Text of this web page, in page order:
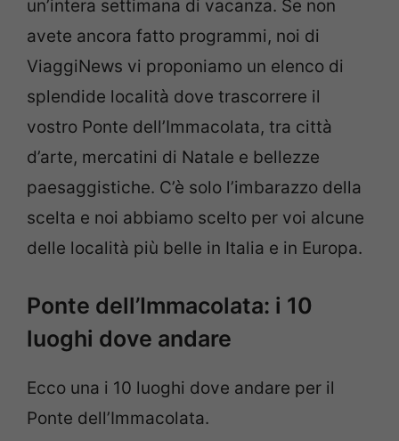
un’intera settimana di vacanza. Se non
avete ancora fatto programmi, noi di
ViaggiNews vi proponiamo un elenco di
splendide località dove trascorrere il
vostro Ponte dell’Immacolata, tra città
d’arte, mercatini di Natale e bellezze
paesaggistiche. C’è solo l’imbarazzo della
scelta e noi abbiamo scelto per voi alcune
delle località più belle in Italia e in Europa.
Ponte dell’Immacolata: i 10
luoghi dove andare
Ecco una i 10 luoghi dove andare per il
Ponte dell’Immacolata.